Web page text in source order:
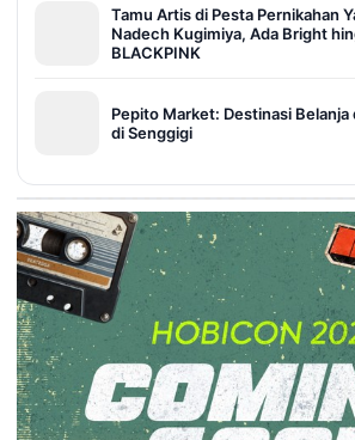
Tamu Artis di Pesta Pernikahan
Nadech Kugimiya, Ada Bright
BLACKPINK
Pepito Market: Destinasi Belanja
di Senggigi